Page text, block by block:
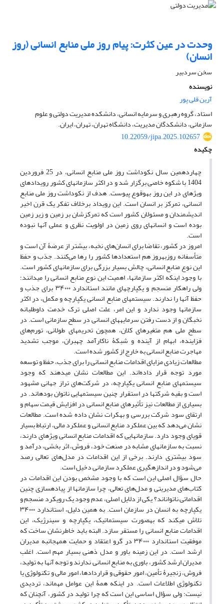
وحدت در عین کثرت: پیام روز ملی منابع انسانی (روز
انسان)
سخن سردبیر
نویسنده
آرین قلی پور
استاد، گروه رهبری و سرمایه انسانی، دانشکده مدیریت دولتی و علوم
سازمانی، دانشکدگان مدیریت، دانشگاه تهران، تهران، ایران.
10.22059/jipa.2025.102657
چکیده
چهاردهمین سال نکوداشت روز ملی منابع انسانی، در 25 فروردین
1404 با شکوه خاصی برگزار شد و در اکثر ‏سازمان‏های کشور رویدادهای
ویژه‏ای در این روز به‏وقوع پیوست. هدف از نکوداشت روز ملی منابع
انسانی، تمرکز بر انسان است. این رویداد برخلاف تفکر یک قرن اخیر
اندیشمندان و مسئولان کشور است که تمرکزشان بر زمین و زیر زمین
بوده است و انسان‏های روی زمین در اولویت نظری و عملی آن‏ها نبوده
است.
امروز در کشور، تقاضا برای انسان‌های نخبه، بیشتر از عرضۀ آن است و
متأسفانه روزبه‏روز هم استعدادها کشور را رها می‌کنند. جذب و حفظ
این نوع منابع انسانی، چالش بسیار بزرگی برای ‏سازمان‏های کشور است.
با وجود اینکه اکثر ‏سازمان‏ها، اهمیت این نوع منابع انسانی را می‏دانند؛
ولی راه‏کار منسجم و یکپارچه‏ای مانند استاندارد ۳۴۰۰۰ برای جذب و
حفظ آن‏ها را ندارند. سیستم‏های منابع انسانی یکپارچه و مکمل، در اکثر
‏سازمان‏ها وجود ندارد و این امر، علت اصلی ترک خدمت داوطلبانه
نخبگان و از دست رفتن سرمایه‏های انسانی در سطح سازمانی است. در
سطح ملی هم متغیرهای کلان، همچون تحریم‏های طولانی، تورم‌های
فزاینده، ابهام از آینده و شبکۀ ناکارآمد چهبران، موجب تشدید
مهاجرت منابع انسانی به خارج از کشور شده است.
مطالعات زیادی مزایای اقدامات منابع انسانی را برای جذب، حفظ و توسعه
مورد توجه قرار داده‌اند. این مطالعات نشان می‏دهند که وجود
سیستم‏های منابع انسانی یکپارچه، در شرکت‌های تراز جهانی مشهود
است و بقیه شرکت‏ها در استقرار چنین سیستم‏هایی ناتوان بوده‏اند. در
بسیاری از مطالعات نیز تأثیرهای منابع انسانی در افزایش قیمت سهام و
ارتقای سود شرکت بررسی و به‏کرات نشان داده شده است. مطالعات
نشان می‌دهد که بین عملکرد منابع انسانی و عملکرد مالی، ارتباط بسیار
قوی‏ای وجود دارد. ‏سازمان‏هایی که اقدامات منابع انسانی ویژه‏ای دارند،
نسبت به ‏سازمان‏های مشابه در صنعت خود، فروش، اثر بخشی، درآمد و
سود بیشتری دارند. برخی از این اقدامات در مدل‌های تعالی رصد
می‌شود و در اندازه‏گیری عملکرد سازمانی دخیل است.
حال سؤال اصلی این است که با وجود مشخص بودن این اقدامات در
کتاب‌های مدیریتی و مدل‌های تعالی، چرا ‏سازمان‏ها از پیاده‏سازی چنین
اقداماتی ناتوان‏اند؟ یکی از دلایل اصلی، عدم وجود یک رویکرد منسجم و
یکپارچه به انسان در سازمان است. به همین دلیل، استاندارد ۳۴۰۰۰
تلاش می‏کند که به‏صورت سیستماتیک، یکپارچه و سینرژیک، این
اقدامات منابع انسانی را مستقر سازد. البته باید خاطرنشان ساخت که
موفقیت استاندارد ۳۴۰۰۰ در گرو اعتقاد و حمایت همه‏جانبه مدیران
ارشد است. در این زمینه باور و مدل ذهنی بسیار مهم است. اغلب
مدیران ارشد کشور، باوری به منابع انسانی ندارند و توجه آن‏ها به تولید،
فروش، زنجیرۀ تأمین، امور حقوقی و قراردادها، امور مالی و تکنولوژی یا
تکنولوژی اطلاعات است. در اینکه همۀ این عوامل مهم‏اند، تردیدی
نیست؛ ولی سؤال اساسی این است که چرا تولید در کشور، آنچنان که